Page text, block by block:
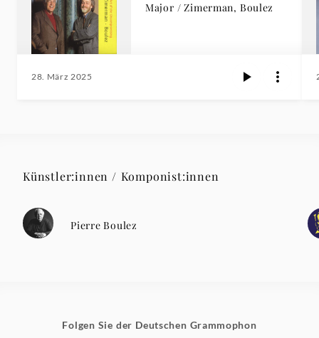
Major / Zimerman, Boulez
28. März 2025
Künstler:innen / Komponist:innen
Pierre Boulez
Folgen Sie der Deutschen Grammophon